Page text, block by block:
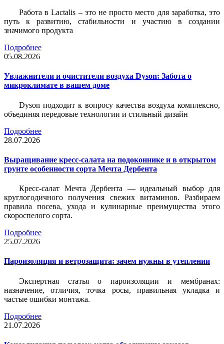
Работа в Lactalis – это не просто место для заработка, это
путь к развитию, стабильности и участию в создании
значимого продукта
Подробнее
05.08.2026
Увлажнители и очистители воздуха Dyson: Забота о
микроклимате в вашем доме
Dyson подходит к вопросу качества воздуха комплексно,
объединяя передовые технологии и стильный дизайн
Подробнее
28.07.2026
Выращивание кресс-салата на подоконнике и в открытом
грунте особенности сорта Мечта Дербента
Кресс-салат Мечта Дербента — идеальный выбор для
круглогодичного получения свежих витаминов. Разбираем
правила посева, ухода и кулинарные преимущества этого
скороспелого сорта.
Подробнее
25.07.2026
Пароизоляция и ветрозащита: зачем нужны в утеплении
Экспертная статья о пароизоляции и мембранах:
назначение, отличия, точка росы, правильная укладка и
частые ошибки монтажа.
Подробнее
21.07.2026